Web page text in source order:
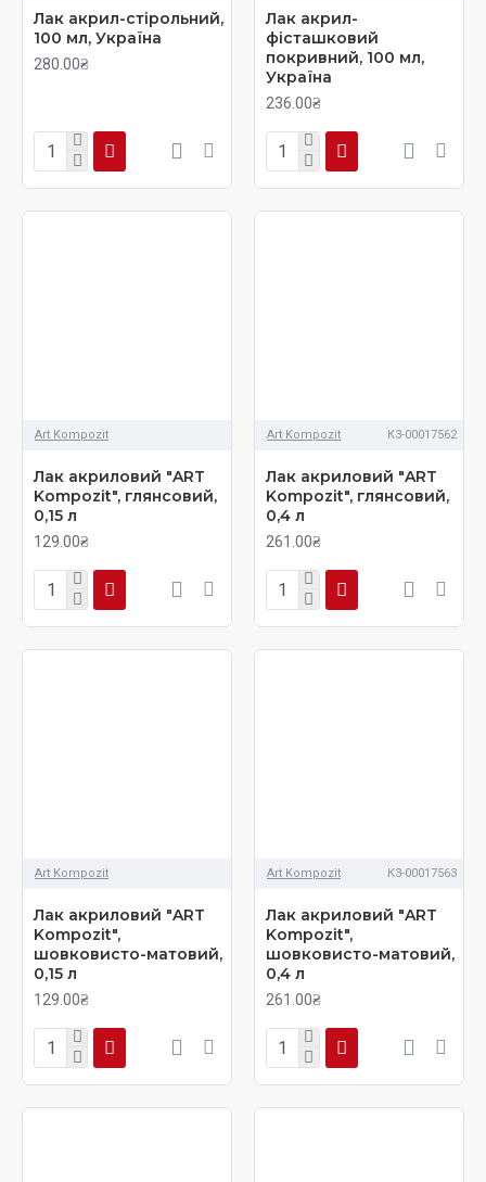
Лак акрил-стірольний,
100 мл, Україна
280.00₴
Лак акрил-
фісташковий
покривний, 100 мл,
Україна
236.00₴
Art Kompozit
Лак акриловий "ART
Kompozit", глянсовий,
0,15 л
129.00₴
Art Kompozit К3-00017562
Лак акриловий "ART
Kompozit", глянсовий,
0,4 л
261.00₴
Art Kompozit
Лак акриловий "ART
Kompozit",
шовковисто-матовий,
0,15 л
129.00₴
Art Kompozit К3-00017563
Лак акриловий "ART
Kompozit",
шовковисто-матовий,
0,4 л
261.00₴